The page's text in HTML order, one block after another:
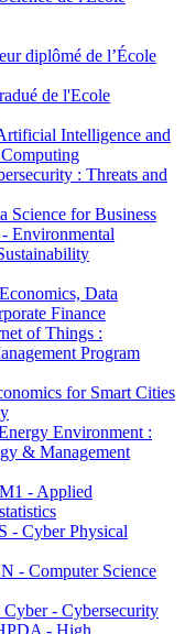
diplômé de l’École
de l'Ecole
Intelligence and
: Threats and
Science for Business
Environmental
Data
Finance
of Things :
Program
for Smart Cities
Environment :
& Management
- Applied
- Cyber Physical
- Computer Science
- Cybersecurity
- High